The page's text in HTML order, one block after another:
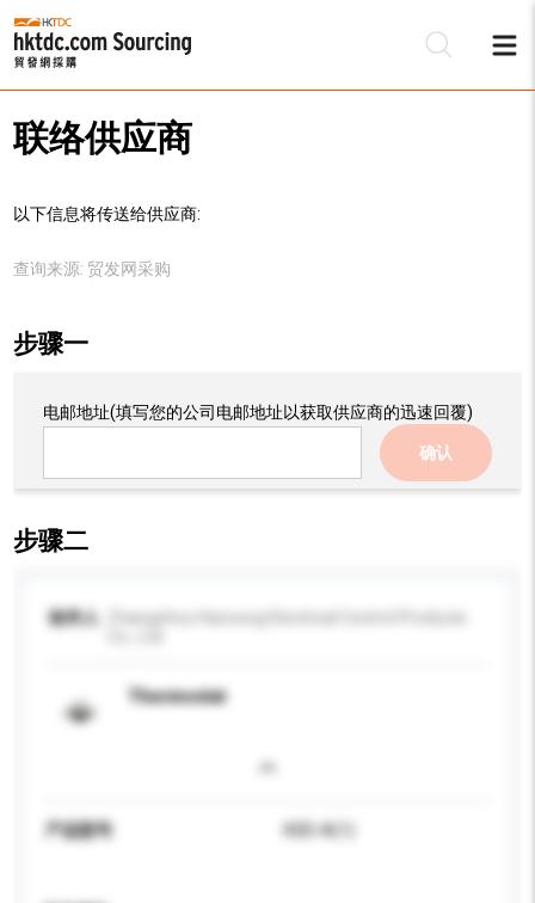
联络供应商
以下信息将传送给供应商:
查询来源: 贸发网采购
步骤一
电邮地址(填写您的公司电邮地址以获取供应商的迅速回覆)
确认
步骤二
收件人
Thermostat
产品型号 KSD-A(1)